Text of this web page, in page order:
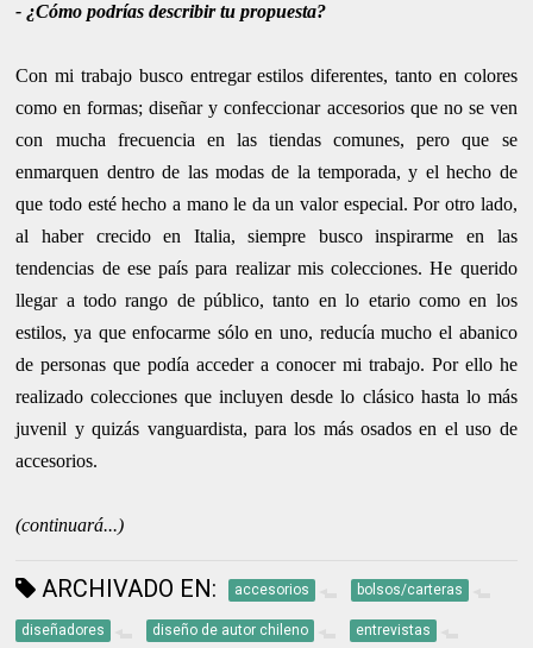
- ¿Cómo podrías describir tu propuesta?
Con mi trabajo busco entregar estilos diferentes, tanto en colores
como en formas; diseñar y confeccionar accesorios que no se ven
con mucha frecuencia en las tiendas comunes, pero que se
enmarquen dentro de las modas de la temporada, y el hecho de
que todo esté hecho a mano le da un valor especial. Por otro lado,
al haber crecido en Italia, siempre busco inspirarme en las
tendencias de ese país para realizar mis colecciones. He querido
llegar a todo rango de público, tanto en lo etario como en los
estilos, ya que enfocarme sólo en uno, reducía mucho el abanico
de personas que podía acceder a conocer mi trabajo. Por ello he
realizado colecciones que incluyen desde lo clásico hasta lo más
juvenil y quizás vanguardista, para los más osados en el uso de
accesorios.
(continuará...)
ARCHIVADO EN: accesorios bolsos/carteras
diseñadores diseño de autor chileno entrevistas